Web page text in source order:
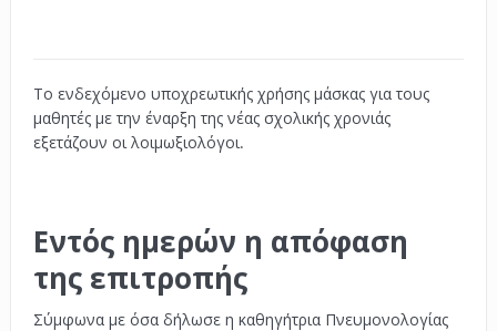
Το ενδεχόμενο υποχρεωτικής χρήσης μάσκας για τους
μαθητές με την έναρξη της νέας σχολικής χρονιάς
εξετάζουν οι λοιμωξιολόγοι.
Εντός ημερών η απόφαση
της επιτροπής
Σύμφωνα με όσα δήλωσε η καθηγήτρια Πνευμονολογίας